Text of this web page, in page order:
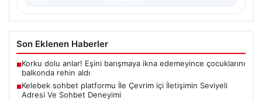
Son Eklenen Haberler
■Korku dolu anlar! Eşini barışmaya ikna edemeyince çocuklarını
balkonda rehin aldı
■Kelebek sohbet platformu İle Çevrim içi İletişimin Seviyeli
Adresi Ve Sohbet Deneyimi